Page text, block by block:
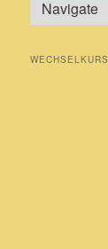
WECHSELKURS